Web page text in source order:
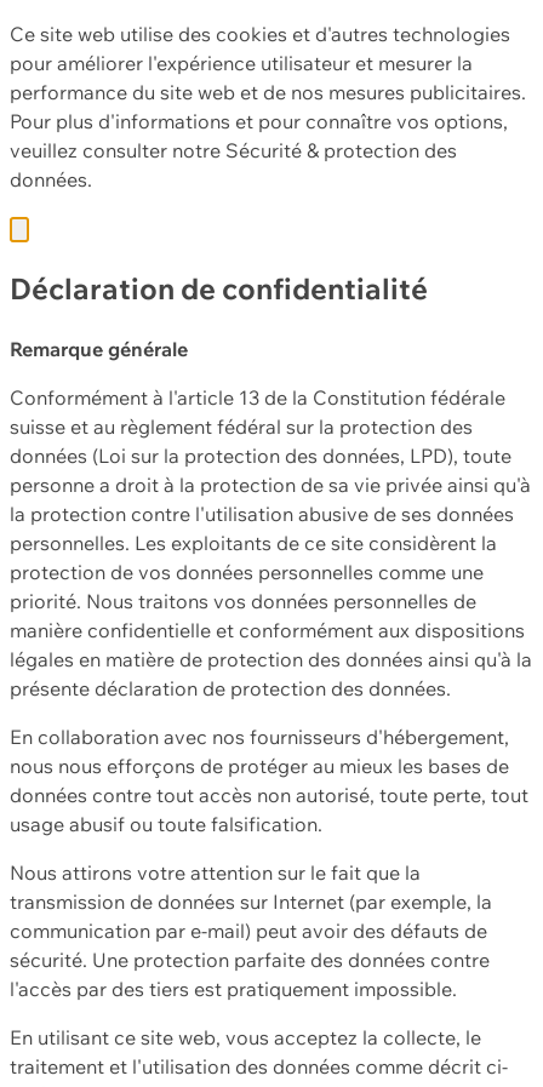
Ce site web utilise des cookies et d'autres technologies
pour améliorer l'expérience utilisateur et mesurer la
performance du site web et de nos mesures publicitaires.
Pour plus d'informations et pour connaître vos options,
veuillez consulter notre Sécurité & protection des
données.
Déclaration de confidentialité
Remarque générale
Conformément à l'article 13 de la Constitution fédérale
suisse et au règlement fédéral sur la protection des
données (Loi sur la protection des données, LPD), toute
personne a droit à la protection de sa vie privée ainsi qu'à
la protection contre l'utilisation abusive de ses données
personnelles. Les exploitants de ce site considèrent la
protection de vos données personnelles comme une
priorité. Nous traitons vos données personnelles de
manière confidentielle et conformément aux dispositions
légales en matière de protection des données ainsi qu'à la
présente déclaration de protection des données.
En collaboration avec nos fournisseurs d'hébergement,
nous nous efforçons de protéger au mieux les bases de
données contre tout accès non autorisé, toute perte, tout
usage abusif ou toute falsification.
Nous attirons votre attention sur le fait que la
transmission de données sur Internet (par exemple, la
communication par e-mail) peut avoir des défauts de
sécurité. Une protection parfaite des données contre
l'accès par des tiers est pratiquement impossible.
En utilisant ce site web, vous acceptez la collecte, le
traitement et l'utilisation des données comme décrit ci-